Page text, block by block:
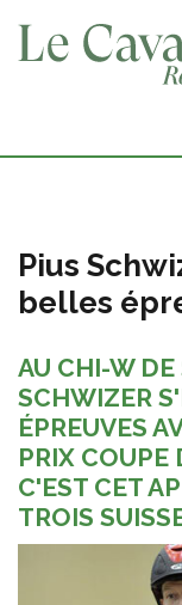
Pius
belles
AU CHI-W
SCHWIZER
ÉPREUVES
PRIX COUPE
C'EST CET
TROIS